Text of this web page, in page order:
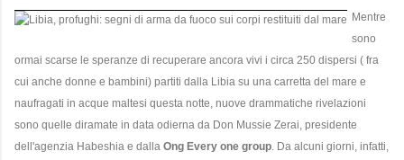
Mentre
sono
ormai scarse le speranze di recuperare ancora vivi i circa 250 dispersi ( fra
cui anche donne e bambini) partiti dalla Libia su una carretta del mare e
naufragati in acque maltesi questa notte, nuove drammatiche rivelazioni
sono quelle diramate in data odierna da Don Mussie Zerai, presidente
dell'agenzia Habeshia e dalla Ong Every one group . Da alcuni giorni, infatti,